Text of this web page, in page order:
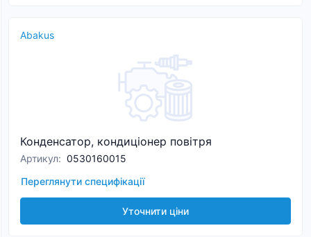
Abakus
Конденсатор, кондиціонер повітря
Артикул: 0530160015
Переглянути специфікації
Уточнити ціни